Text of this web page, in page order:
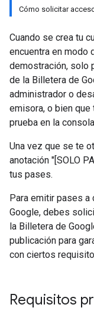
Cómo solicitar
Cuando se crea tu
encuentra en modo
demostración, solo
de la Billetera de
administrador o
emisora, o bien que
prueba en la
Una vez que se te
anotación "[SOLO
tus pases.
Para emitir pases a
Google, debes
la Billetera de
publicación para
con ciertos
Requisitos